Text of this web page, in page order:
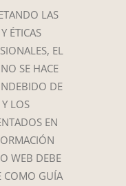
LAS
ÉTICAS
EL
SE HACE
DE
LOS
EN
WEB DEBE
COMO GUÍA